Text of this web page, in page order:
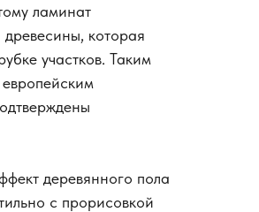
ламинат
древесины, которая
участков. Таким
деревянного пола
с прорисовкой